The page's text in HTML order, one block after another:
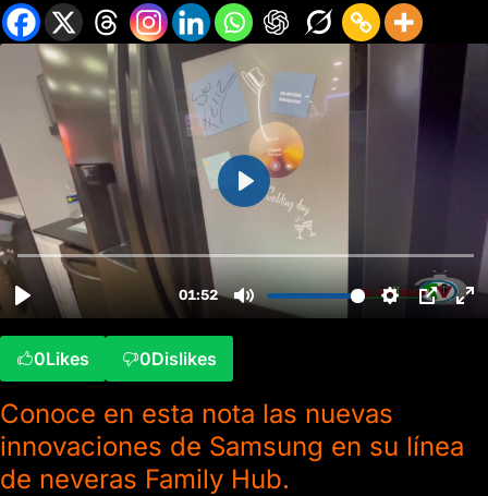
0Likes 0Dislikes
Conoce en esta nota las nuevas
innovaciones de Samsung en su línea
de neveras Family Hub.